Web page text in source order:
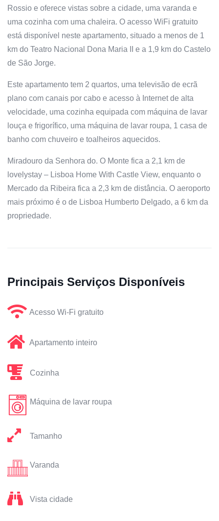
Rossio e oferece vistas sobre a cidade, uma varanda e
uma cozinha com uma chaleira. O acesso WiFi gratuito
está disponível neste apartamento, situado a menos de 1
km do Teatro Nacional Dona Maria II e a 1,9 km do Castelo
de São Jorge.
Este apartamento tem 2 quartos, uma televisão de ecrã
plano com canais por cabo e acesso à Internet de alta
velocidade, uma cozinha equipada com máquina de lavar
louça e frigorífico, uma máquina de lavar roupa, 1 casa de
banho com chuveiro e toalheiros aquecidos.
Miradouro da Senhora do. O Monte fica a 2,1 km de
lovelystay – Lisboa Home With Castle View, enquanto o
Mercado da Ribeira fica a 2,3 km de distância. O aeroporto
mais próximo é o de Lisboa Humberto Delgado, a 6 km da
propriedade.
Principais Serviços Disponíveis
Acesso Wi-Fi gratuito
Apartamento inteiro
Cozinha
Máquina de lavar roupa
Tamanho
Varanda
Vista cidade